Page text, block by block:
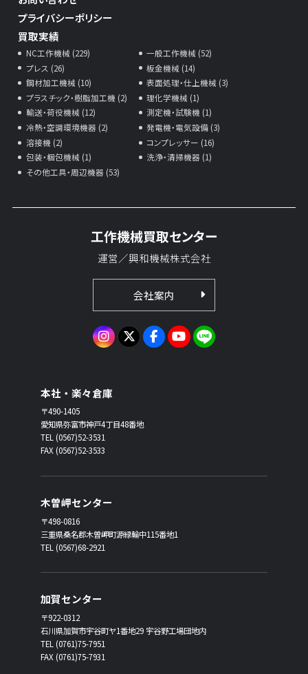
プライバシーポリシー
買取実績
NC工作機械 (229)
一般工作機械 (52)
プレス (26)
板金機械 (14)
鋼材加工機械 (10)
表面処理・仕上機械 (3)
プラスチック・樹脂加工機 (2)
理化学機械 (1)
輸送・荷役機械 (12)
測定機・試験機 (1)
冷熱・空調環境機器 (2)
発電機・電気設備 (3)
溶接機 (2)
コンプレッサー (16)
包装・梱包機械 (1)
洗浄・清掃機器 (1)
その他工具・周辺機器 (53)
工作機械買取センター
運営／興和機械株式会社
会社案内
本社・楽々倉庫
〒490-1405
愛知県弥富市神戸4丁目48番地
TEL (0567)52-3531
FAX (0567)52-3533
木曽岬センター
〒498-0816
三重県桑名郡木曽岬町源緑輪中115番地1
TEL (0567)68-2921
加賀センター
〒922-0312
石川県加賀市宇谷町ヤ1番地29 宇谷野工場団地内
TEL (0761)75-7951
FAX (0761)75-7931